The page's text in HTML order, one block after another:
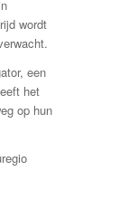
wordt
een
het
op hun